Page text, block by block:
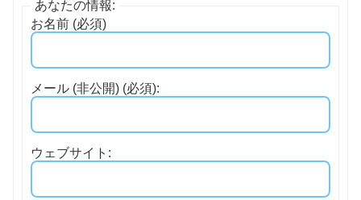
あなたの情報:
お名前 (必須)
メール (非公開) (必須):
ウェブサイト: